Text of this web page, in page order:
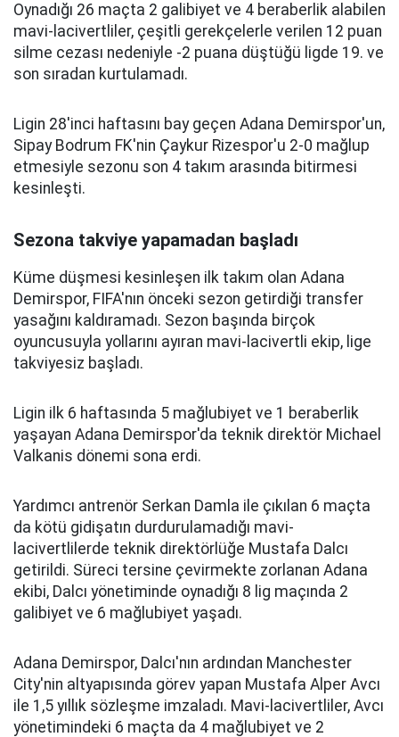
Oynadığı 26 maçta 2 galibiyet ve 4 beraberlik alabilen
mavi-lacivertliler, çeşitli gerekçelerle verilen 12 puan
silme cezası nedeniyle -2 puana düştüğü ligde 19. ve
son sıradan kurtulamadı.
Ligin 28'inci haftasını bay geçen Adana Demirspor'un,
Sipay Bodrum FK'nin Çaykur Rizespor'u 2-0 mağlup
etmesiyle sezonu son 4 takım arasında bitirmesi
kesinleşti.
Sezona takviye yapamadan başladı
Küme düşmesi kesinleşen ilk takım olan Adana
Demirspor, FIFA'nın önceki sezon getirdiği transfer
yasağını kaldıramadı. Sezon başında birçok
oyuncusuyla yollarını ayıran mavi-lacivertli ekip, lige
takviyesiz başladı.
Ligin ilk 6 haftasında 5 mağlubiyet ve 1 beraberlik
yaşayan Adana Demirspor'da teknik direktör Michael
Valkanis dönemi sona erdi.
Yardımcı antrenör Serkan Damla ile çıkılan 6 maçta
da kötü gidişatın durdurulamadığı mavi-
lacivertlilerde teknik direktörlüğe Mustafa Dalcı
getirildi. Süreci tersine çevirmekte zorlanan Adana
ekibi, Dalcı yönetiminde oynadığı 8 lig maçında 2
galibiyet ve 6 mağlubiyet yaşadı.
Adana Demirspor, Dalcı'nın ardından Manchester
City'nin altyapısında görev yapan Mustafa Alper Avcı
ile 1,5 yıllık sözleşme imzaladı. Mavi-lacivertliler, Avcı
yönetimindeki 6 maçta da 4 mağlubiyet ve 2